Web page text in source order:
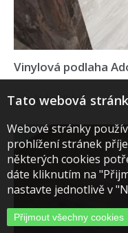
Tato webová
Webové stránky
prohlížení stránek
některých cookies
dáte kliknutím na
nastavte jednotlivě v
Přijmout všechny cookies
Vinylová podlaha
Vinylová podlaha